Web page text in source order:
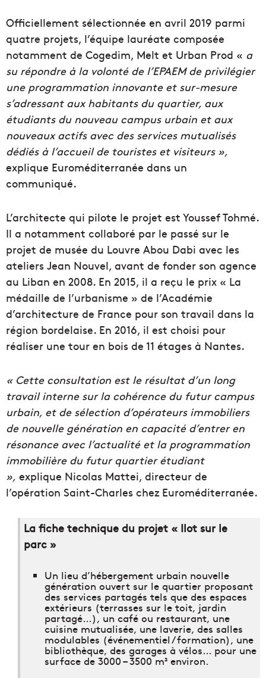
Officiellement sélectionnée en avril 2019 parmi
quatre projets, l’équipe lauréate composée
notamment de Cogedim, Melt et Urban Prod « a
su répondre à la volonté de l’EPAEM de privilégier
une programmation innovante et sur-mesure
s’adressant aux habitants du quartier, aux
étudiants du nouveau campus urbain et aux
nouveaux actifs avec des services mutualisés
dédiés à l’accueil de touristes et visiteurs »,
explique Euroméditerranée dans un
communiqué.
L’architecte qui pilote le projet est Youssef Tohmé.
Il a notamment collaboré par le passé sur le
projet de musée du Louvre Abou Dabi avec les
ateliers Jean Nouvel, avant de fonder son agence
au Liban en 2008. En 2015, il a reçu le prix « La
médaille de l’urbanisme » de l’Académie
d’architecture de France pour son travail dans la
région bordelaise. En 2016, il est choisi pour
réaliser une tour en bois de 11 étages à Nantes.
« Cette consultation est le résultat d’un long
travail interne sur la cohérence du futur campus
urbain, et de sélection d’opérateurs immobiliers
de nouvelle génération en capacité d’entrer en
résonance avec l’actualité et la programmation
immobilière du futur quartier étudiant
», explique Nicolas Mattei, directeur de
l’opération Saint-Charles chez Euroméditerranée.
La fiche technique du projet « Ilot sur le
parc »
Un lieu d’hébergement urbain nouvelle
génération ouvert sur le quartier proposant
des services partagés tels que des espaces
extérieurs (terrasses sur le toit, jardin
partagé…), un café ou restaurant, une
cuisine mutualisée, une laverie, des salles
modulables (événementiel / formation), une
bibliothèque, des garages à vélos… pour une
surface de 3000 – 3500 m² environ.